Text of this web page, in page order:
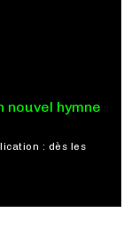
nouvel hymne
: dès les